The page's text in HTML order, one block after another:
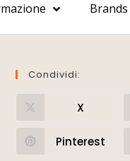
Brands
Condividi:
X
Pinterest